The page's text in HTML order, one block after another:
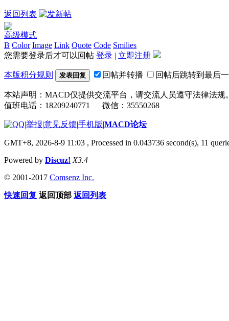
返回列表
高级模式
B Color Image Link Quote Code Smilies
您需要登录后才可以回帖 登录 | 立即注册
本版积分规则 发表回复 回帖并转播 回帖后跳转到最后
本站声明：MACD仅提供交流平台，请交流人员遵守法律法规
值班电话：18209240771 微信：35550268
|举报|意见反馈|手机版|MACD论坛
GMT+8, 2026-8-9 11:03 , Processed in 0.043736 second(s), 11
Powered by Discuz! X3.4
© 2001-2017 Comsenz Inc.
快速回复 返回顶部 返回列表